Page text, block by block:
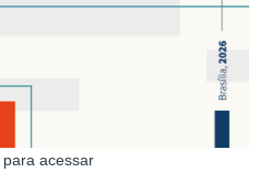
para acessar